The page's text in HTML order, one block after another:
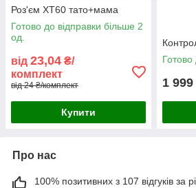
Роз'єм XT60 тато+мама
Готово до відправки більше 2
од.
від 23,04 ₴/
комплект
від 24 ₴/комплект
Купити
Готово
1 999
Про нас
100% позитивних з 107 відгуків за